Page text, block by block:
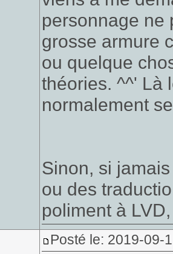
personnage ne
grosse armure
ou quelque
théories. ^^' Là
normalement
Sinon, si
ou des
poliment à
Posté le: 2019-09-